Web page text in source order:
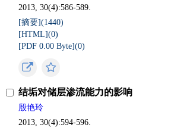
2013, 30(4):586-589.
[摘要](1440)
[HTML](0)
[PDF 0.00 Byte](0)
结垢对储层渗流能力的影响
殷艳玲
2013, 30(4):594-596.